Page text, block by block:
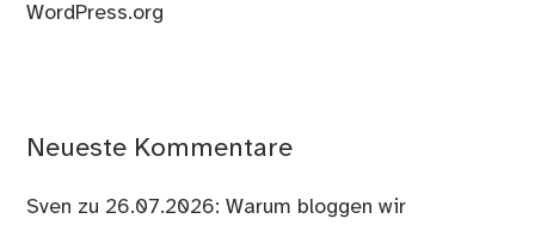
WordPress.org
Neueste Kommentare
Sven zu 26.07.2026: Warum bloggen wir